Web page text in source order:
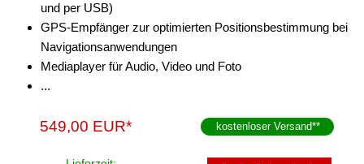
Capture
Clio
und per USB)
GPS-Empfänger zur optimierten Positionsbestimmung bei
Navigationsanwendungen
Mediaplayer für Audio, Video und Foto
...
549,00 EUR* kostenloser Versand**